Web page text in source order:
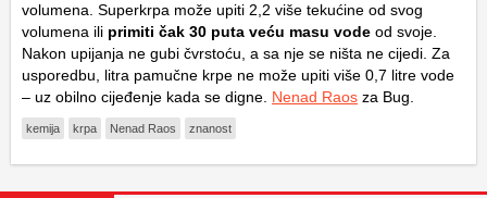
volumena. Superkrpa može upiti 2,2 više tekućine od svog
volumena ili primiti čak 30 puta veću masu vode od svoje.
Nakon upijanja ne gubi čvrstoću, a sa nje se ništa ne cijedi. Za
usporedbu, litra pamučne krpe ne može upiti više 0,7 litre vode
– uz obilno cijeđenje kada se digne. Nenad Raos za Bug.
kemija krpa Nenad Raos znanost